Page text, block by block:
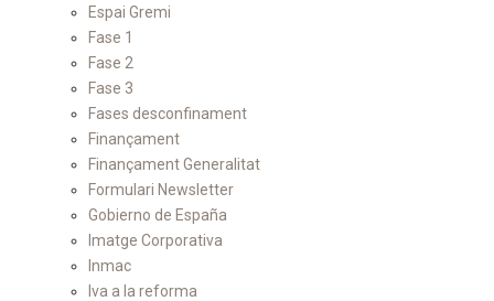
Espai Gremi
Fase 1
Fase 2
Fase 3
Fases desconfinament
Finançament
Finançament Generalitat
Formulari Newsletter
Gobierno de España
Imatge Corporativa
Inmac
Iva a la reforma